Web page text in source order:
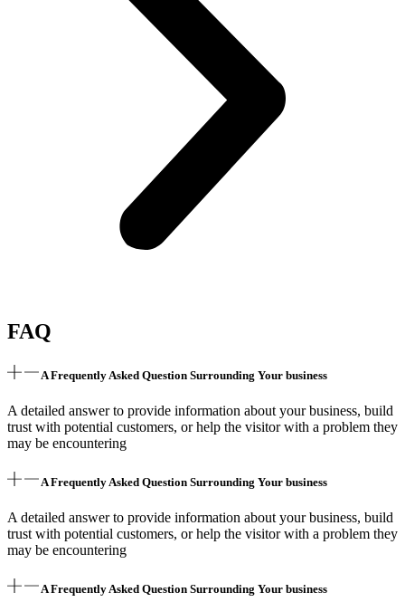
FAQ
A Frequently Asked Question Surrounding Your business
A detailed answer to provide information about your business, build
trust with potential customers, or help the visitor with a problem they
may be encountering
A Frequently Asked Question Surrounding Your business
A detailed answer to provide information about your business, build
trust with potential customers, or help the visitor with a problem they
may be encountering
A Frequently Asked Question Surrounding Your business